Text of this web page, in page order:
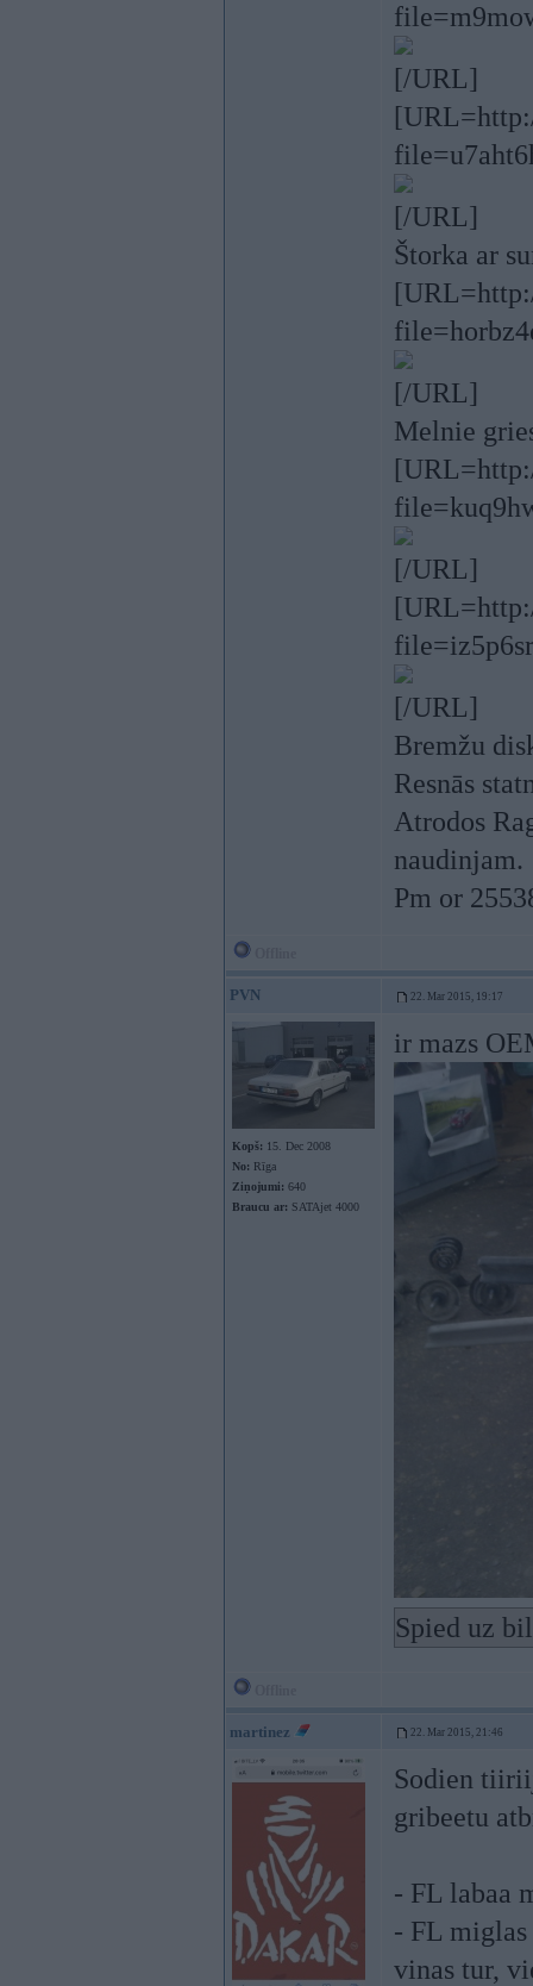
[/URL]
[/URL]
Štorka ar
[/URL]
Melnie
[/URL]
[/URL]
Bremžu
Resnās
Atrodos
naudinjam.
Pm or
PVN 22. Mar 2015, 19:17
Kopš: 15. Dec 2008
No: Rīga
Ziņojumi: 640
Braucu ar: SATAjet 4000
ir mazs
Spied uz
martinez 22. Mar 2015, 21:46
Sodien
gribeetu
- FL labaa
- FL miglas
vinas tur,